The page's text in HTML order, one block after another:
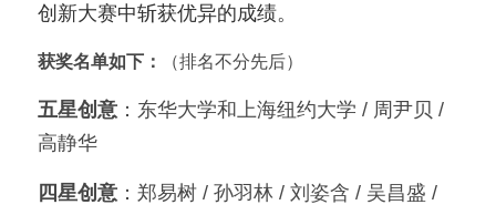
创新大赛中斩获优异的成绩。
获奖名单如下： （排名不分先后）
五星创意 ：东华大学和上海纽约大学 / 周尹贝 /
高静华
四星创意 ：郑易树 / 孙羽林 / 刘姿含 / 吴昌盛 /